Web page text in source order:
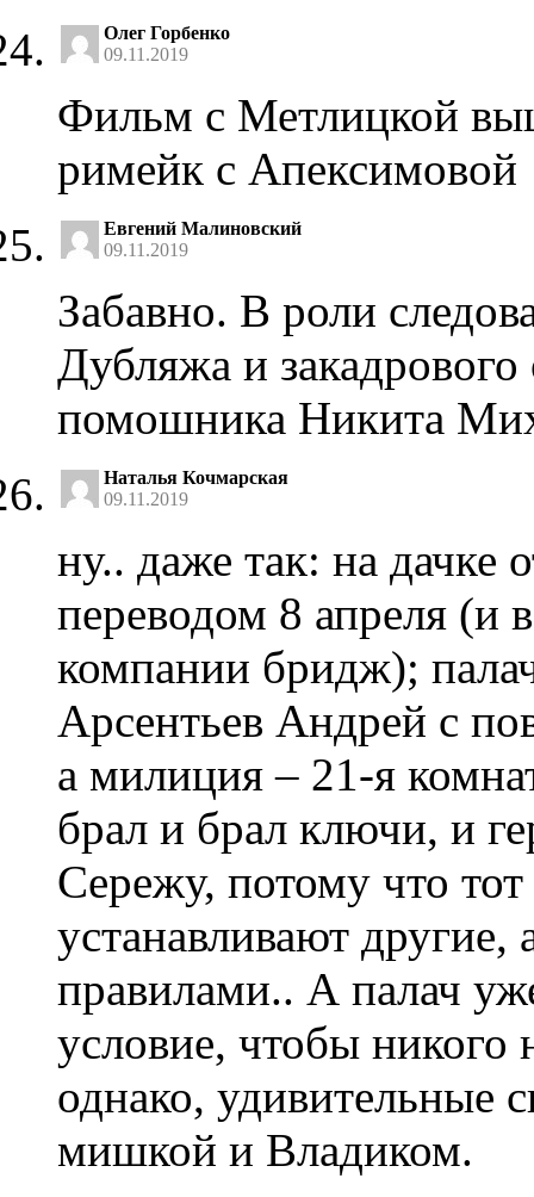
Олег Горбенко
09.11.2019
Фильм с Метлицкой
римейк с Апексимовой
Евгений Малиновский
09.11.2019
Забавно. В роли
Дубляжа и
помошника Никита
Наталья Кочмарская
09.11.2019
ну.. даже так: на дачке
переводом 8 апреля (и
компании бридж);
Арсентьев Андрей с
а милиция – 21-я
брал и брал ключи, и
Сережу, потому что
устанавливают
правилами.. А палач
условие, чтобы никого
однако, удивительные
мишкой и Владиком.